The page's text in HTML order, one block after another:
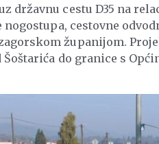
državnu cestu D35 na
cestovne
županijom.
Šoštarića do granice s